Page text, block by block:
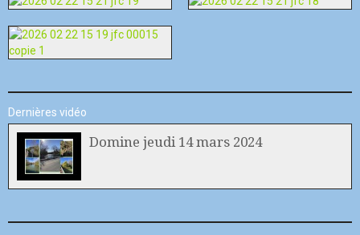
Dernières vidéo
Domine jeudi 14 mars 2024